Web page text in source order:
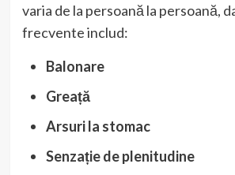
varia de la persoană la persoană,
frecvente includ:
Balonare
Greață
Arsuri la stomac
Senzație de plenitudine